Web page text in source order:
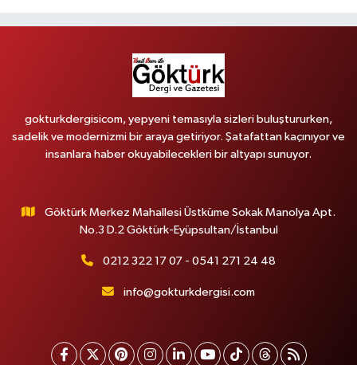
gokturkdergisicom, yepyeni temasıyla sizleri buluştururken,
sadelik ve modernizmi bir araya getiriyor. Şatafattan kaçınıyor ve
insanlara haber okuyabilecekleri bir altyapı sunuyor.
Göktürk Merkez Mahallesi Üstküme Sokak Manolya Apt.
No.3 D.2 Göktürk-Eyüpsultan/İstanbul
0212 322 17 07 - 0541 271 24 48
info@gokturkdergisi.com